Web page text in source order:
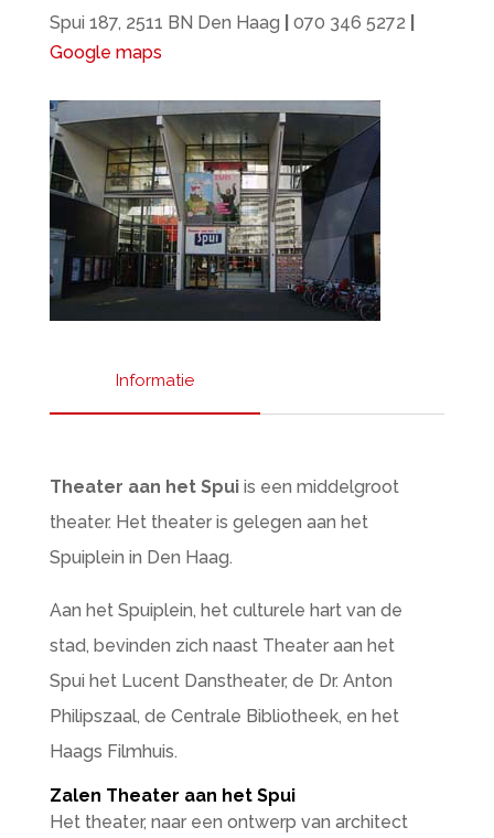
Spui 187, 2511 BN Den Haag 070 346 5272
Google maps
Informatie
Theater aan het Spuiis een middelgroot
theater. Het theater is gelegen aan het
Spuiplein in Den Haag.
Aan het Spuiplein, het culturele hart van de
stad, bevinden zich naast Theater aan het
Spui het Lucent Danstheater, de Dr. Anton
Philipszaal, de Centrale Bibliotheek, en het
Haags Filmhuis.
Zalen Theater aan het Spui
Het theater, naar een ontwerp van architect